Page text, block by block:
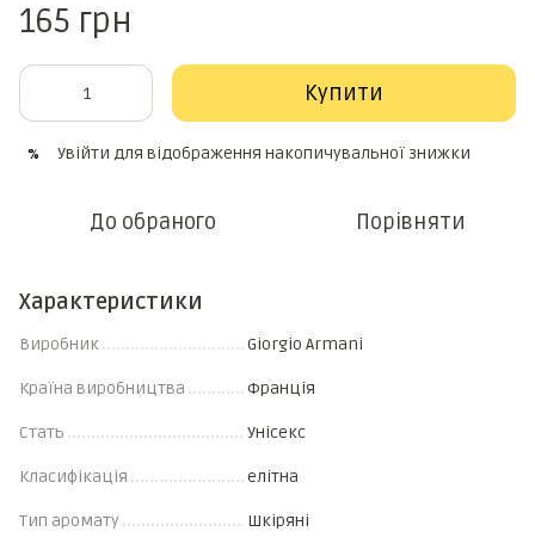
165 грн
Купити
% Увійти для відображення накопичувальної знижки
До обраного Порівняти
Характеристики
Виробник Giorgio Armani
Країна виробництва Франція
Стать Унісекс
Класифікація елітна
Тип аромату Шкіряні